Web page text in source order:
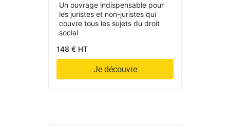
Un ouvrage indispensable pour
les juristes et non-juristes qui
couvre tous les sujets du droit
social
148 € HT
Je découvre